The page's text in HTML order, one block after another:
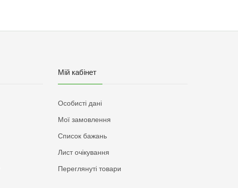
Мій кабінет
Особисті дані
Мої замовлення
Список бажань
Лист очікування
Переглянуті товари